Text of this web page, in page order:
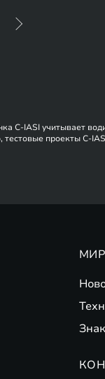
C-IASI учитывает
тестовые проекты C-
МИР